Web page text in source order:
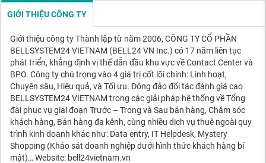
GIỚI THIỆU CÔNG TY
Giới thiệu công ty Thành lập từ năm 2006, CÔNG TY CỔ PHẦN
BELLSYSTEM24 VIETNAM (BELL24 VN Inc.) có 17 năm liên tục
phát triển, khẳng định vị thế dẫn đầu khu vực về Contact Center và
BPO. Công ty chú trọng vào 4 giá trị cốt lõi chính: Linh hoạt,
Chuyên sâu, Hiệu quả, và Tối ưu. Đông đảo đối tác đánh giá cao
BELLSYSTEM24 VIETNAM trong các giải pháp hệ thống về Tổng
đài phục vụ giai đoạn Trước – Trong và Sau bán hàng, Chăm sóc
khách hàng, Bán hàng đa kênh, cùng nhiều dịch vụ thuê ngoài quy
trình kinh doanh khác như: Data entry, IT Helpdesk, Mystery
Shopping (Khảo sát doanh nghiệp dưới hình thức khách hàng bí
mật)… Website: bell24vietnam.vn